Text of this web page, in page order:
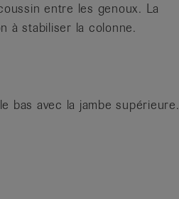
entre les genoux. La
à stabiliser la colonne.
bas avec la jambe supérieure.